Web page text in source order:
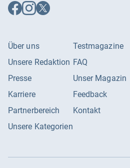
Auf
Facebook
Auf
Instagram
Auf
X
Über uns
Unsere Redaktion
Presse
Karriere
Partnerbereich
Unsere Kategorien
Testmagazine
FAQ
Unser Magazin
Feedback
Kontakt